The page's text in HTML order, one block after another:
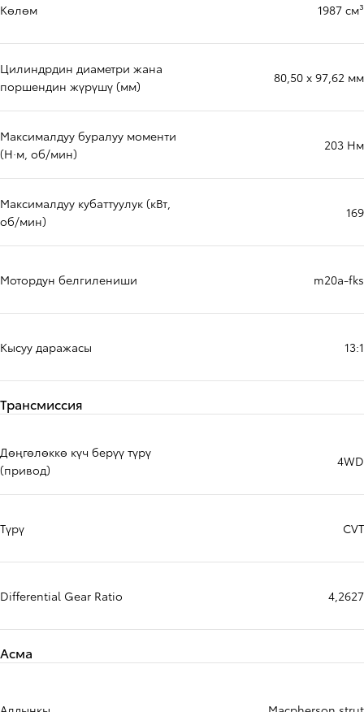
Көлөм 1987 см³
Цилиндрдин диаметри жана
поршендин жүрүшү (мм)
80,50 x 97,62 мм
Максималдуу буралуу моменти
(Н·м, об/мин)
203 Нм
Максималдуу кубаттуулук (кВт,
об/мин)
169
Мотордун белгилениши m20a-fks
Кысуу даражасы 13:1
Трансмиссия
Дөңгөлөккө күч берүү түрү
(привод)
4WD
Түрү CVT
Differential Gear Ratio 4,2627
Асма